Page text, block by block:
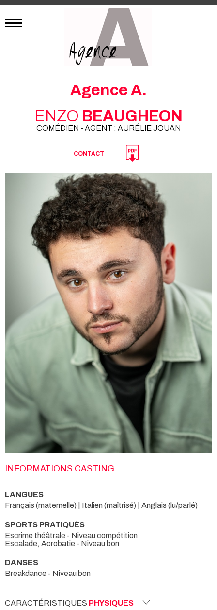
Agence A.
ENZO BEAUGHEON
COMÉDIEN - AGENT : AURÉLIE JOUAN
CONTACT
INFORMATIONS CASTING
LANGUES
Français (maternelle) | Italien (maîtrisé) | Anglais (lu/parlé)
SPORTS PRATIQUÉS
Escrime théâtrale - Niveau compétition
Escalade, Acrobatie - Niveau bon
DANSES
Breakdance - Niveau bon
CARACTÉRISTIQUES PHYSIQUES